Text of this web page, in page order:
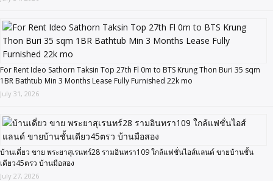
For Rent Ideo Sathorn Taksin Top 27th Fl 0m to BTS Krung Thon Buri 35 sqm
1BR Bathtub Min 3 Months Lease Fully Furnished 22k mo
July 31, 2026
บ้านเดี่ยว ขาย พระยาสุเรนทร์28 รามอินทรา109 ใกล้แฟชั่นไอส์แลนด์ ขายบ้านชั้น
เดียว45ตรว บ้านมือสอง
July 27, 2026